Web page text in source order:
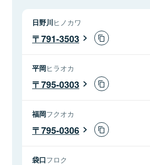
日野川ヒノカワ
791-3503
平岡ヒラオカ
795-0303
福岡フクオカ
795-0306
袋口フロク